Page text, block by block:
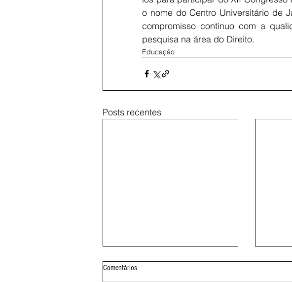
o nome do Centro Universitário de
compromisso contínuo com a
pesquisa na área do Direito.
Educação
Posts recentes
Comentários